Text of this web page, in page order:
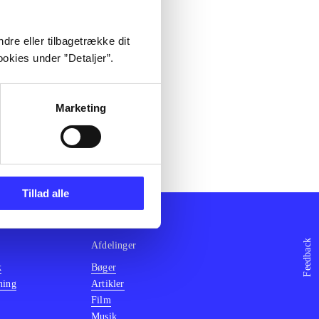
eller tilbagetrække dit
under ”Detaljer”.
Marketing
Tillad alle
Feedback
Afdelinger
Bøger
Artikler
Film
Musik